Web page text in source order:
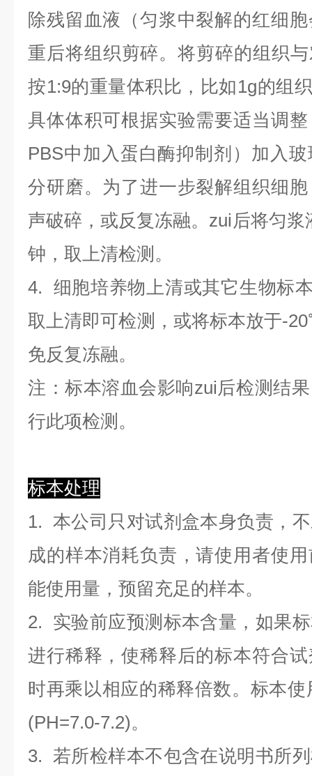
除残留血液（匀浆中裂解的红细
重后将组织剪碎。将剪碎的组织
按1:9的重量体积比，比如1g的组
具体体积可根据实验需要适当调
PBS中加入蛋白酶抑制剂）加入
分研磨。为了进一步裂解组织细
声破碎，或反复冻融。zui后将匀浆
钟，取上清检测。
4. 细胞培养物上清或其它生物标
取上清即可检测，或将标本放于-
免反复冻融。
注：标本溶血会影响zui后检测结
行此项检测。
标本处理
1. 本公司只对试剂盒本身负责，
成的样本消耗负责，请使用者使
能使用量，预留充足的样本。
2. 实验前应预测标本含量，如果
进行稀释，使稀释后的标本符合
时再乘以相应的稀释倍数。标本
(PH=7.0-7.2)。
3. 若所检样本不包含在说明书所